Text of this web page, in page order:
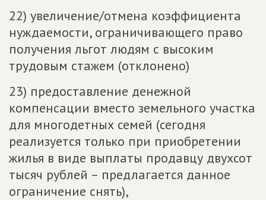
22) увеличение/отмена коэффициента
нуждаемости, ограничивающего право
получения льгот людям с высоким
трудовым стажем (отклонено)
23) предоставление денежной
компенсации вместо земельного участка
для многодетных семей (сегодня
реализуется только при приобретении
жилья в виде выплаты продавцу двухсот
тысяч рублей – предлагается данное
ограничение снять),